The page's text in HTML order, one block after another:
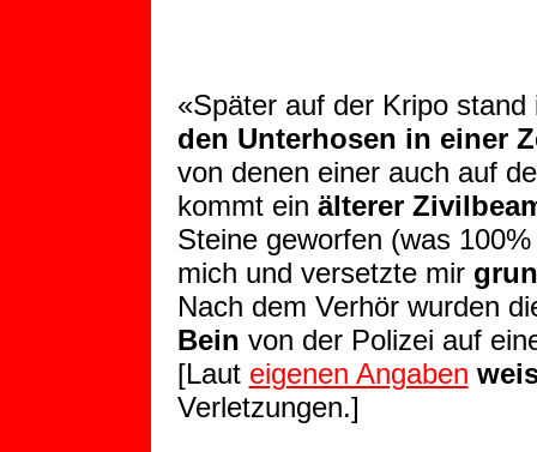
«Später auf der Kripo
den Unterhosen in einer
von denen einer auch auf
kommt ein älterer
Steine geworfen (was
mich und versetzte mir
Nach dem Verhör wurden
Bein von der Polizei auf
[Laut eigenen Angaben
Verletzungen.]